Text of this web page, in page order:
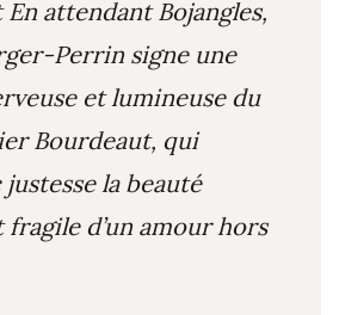
En attendant Bojangles,
Perrin signe une
et lumineuse du
Bourdeaut, qui
la beauté
d’un amour hors